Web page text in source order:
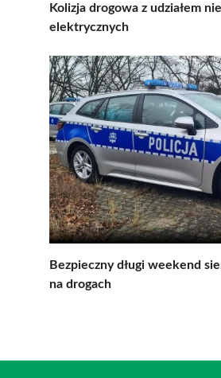
Kolizja drogowa z udziałem
elektrycznych
Bezpieczny długi weekend
na drogach